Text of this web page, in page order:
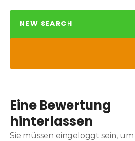
NEW SEARCH
Eine Bewertung
hinterlassen
Sie müssen eingeloggt sein,